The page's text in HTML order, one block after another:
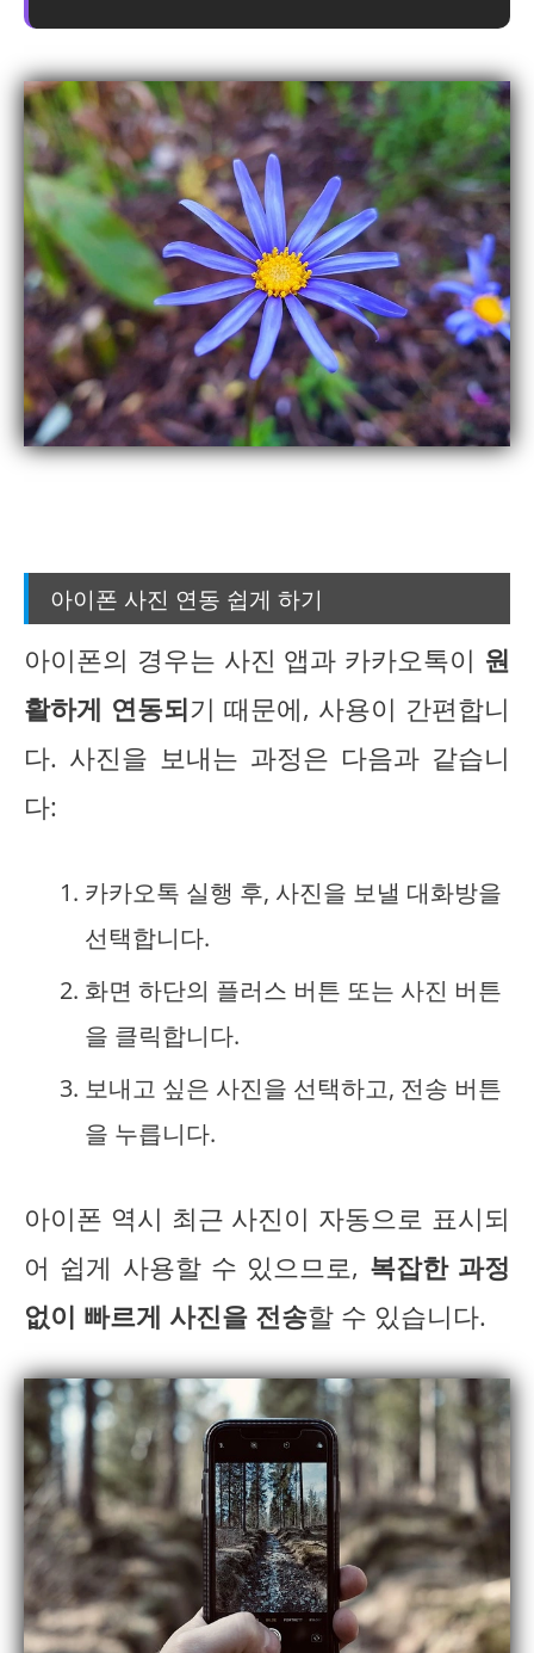
아이폰 사진 연동 쉽게 하기
아이폰의 경우는 사진 앱과 카카오톡이 원
활하게 연동되기 때문에, 사용이 간편합니
다. 사진을 보내는 과정은 다음과 같습니
다:
카카오톡 실행 후, 사진을 보낼 대화방을
선택합니다.
화면 하단의 플러스 버튼 또는 사진 버튼
을 클릭합니다.
보내고 싶은 사진을 선택하고, 전송 버튼
을 누릅니다.
아이폰 역시 최근 사진이 자동으로 표시되
어 쉽게 사용할 수 있으므로, 복잡한 과정
없이 빠르게 사진을 전송할 수 있습니다.